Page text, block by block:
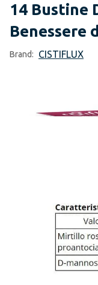
14 Bustine
Benessere
Brand: CISTIFLUX